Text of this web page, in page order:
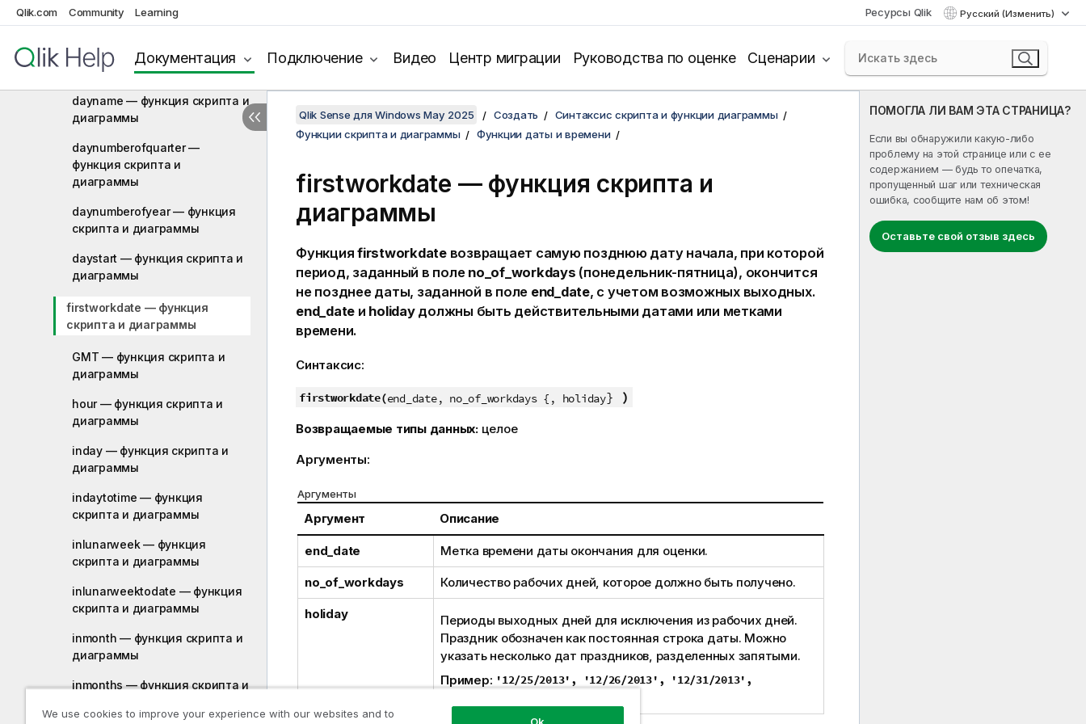
Qlik.com Community Learning Ресурсы Qlik Русский (Изменить)
Документация Подключение Видео Центр миграции Руководства по оценке Сценарии
dayend — функция скриптa и
диаграммы
daylightsaving — функция
скриптa и диаграммы
dayname — функция скриптa и
диаграммы
daynumberofquarter —
функция скриптa и
диаграммы
daynumberofyear — функция
скриптa и диаграммы
daystart — функция скриптa и
диаграммы
firstworkdate — функция
скриптa и диаграммы
GMT — функция скриптa и
диаграммы
hour — функция скриптa и
диаграммы
inday — функция скриптa и
диаграммы
indaytotime — функция
скриптa и диаграммы
inlunarweek — функция
скриптa и диаграммы
inlunarweektodate — функция
скриптa и диаграммы
inmonth — функция скриптa и
диаграммы
inmonths — функция скриптa и
ПОМОГЛА ЛИ ВАМ ЭТА СТРАНИЦА?
Если вы обнаружили какую-либо
проблему на этой странице или с ее
содержанием — будь то опечатка,
пропущенный шаг или техническая
ошибка, сообщите нам об этом!
Оставьте свой отзыв здесь
Qlik Sense для Windows May 2025 Создать
Синтаксис скрипта и функции диаграммы
Функции скрипта и диаграммы
Функции даты и времени
firstworkdate — функция скриптa и
диаграммы
Функция firstworkdateвозвращает самую позднюю дату начала, при которой
период, заданный в поле no_of_workdays (понедельник-пятница), окончится
не позднее даты, заданной в поле end_date, с учетом возможных выходных.
end_date и holidayдолжны быть действительными датами или метками
времени.
Синтаксис:
firstworkdate(end_date, no_of_workdays {, holiday} )
Возвращаемые типы данных: целое
Аргументы:
Аргументы
Аргумент Описание
end_date Метка времени даты окончания для оценки.
no_of_workdays Количество рабочих дней, которое должно быть получено.
holiday
Периоды выходных дней для исключения из рабочих дней.
Праздник обозначен как постоянная строка даты. Можно
указать несколько дат праздников, разделенных запятыми.
Пример: '12/25/2013', '12/26/2013', '12/31/2013',
We use cookies to improve your experience with our websites and to